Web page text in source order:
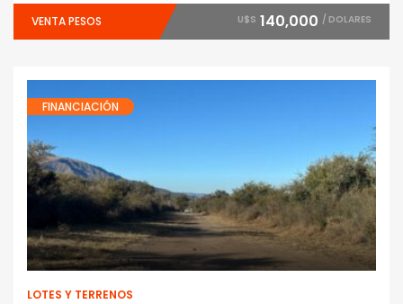
VENTA PESOS U$S 140,000 / DOLARES
Lotes y Terrenos
FINANCIACIÓN
LOTES Y TERRENOS